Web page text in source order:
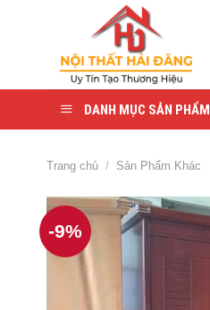
DANH MỤC SẢN PHẨM
Trang chủ / Sản Phẩm Khác
-9%